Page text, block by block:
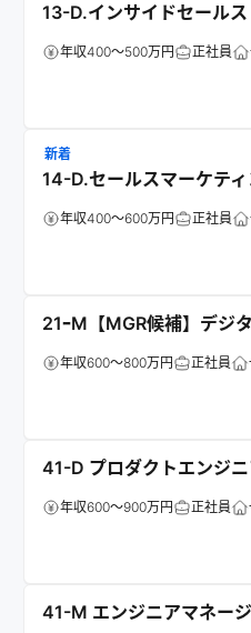
13-D.インサイドセールス
年収400～500万円 正社員
新着
14-D.セールスマーケテ
年収400～600万円 正社員
21ｰM【MGR候補】デジ
年収600～800万円 正社員
41-D プロダクトエンジ
年収600～900万円 正社員
41-M エンジニアマネー